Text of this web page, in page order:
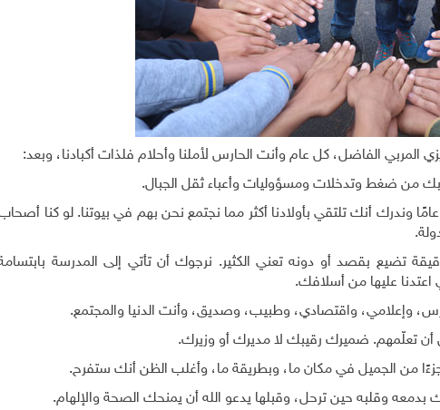
المربي الفاضل، كل عام وأنت الحارس لأملنا وأحلام فلذات أكبادنا، وبعد:
بك من ضغط وتدخلات ومسؤوليات وأعباء ثقل الجبال.
تذكر أننا نؤمّنك على أغلى ما نملك، لسنوات تمتد لـــ 12 عامًا وندرك أنك تلتقي بأولادنا أكثر مما نجتمع نحن بهم في بيوتنا. لو كنا
تضيع بقصد أو دونه تعني الكثير. نرجوك أن تأتي إلى المدرسة
عليها من أسلافك.
وإعلامي، واقتصادي، وطبيب، وصديق، وأنت الدنيا والمجتمع.
أن تعلّمهم. ضميرك رقيبك لا مديرك أو وزيرك.
من الجميل في مكان ما، وبطريقة ما، وأغلب الظن أنك ستفرح.
وقلبه حين ترحل، وقبلها يدعو الله أن يمنحك الصحة والإلهام.